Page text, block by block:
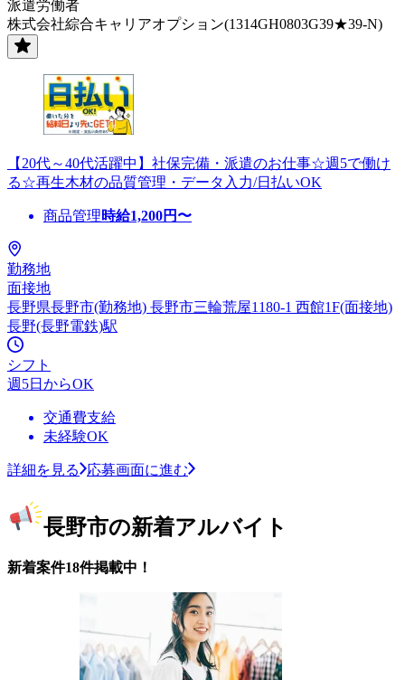
派遣労働者
株式会社綜合キャリアオプション(1314GH0803G39★39-N)
【20代～40代活躍中】社保完備・派遣のお仕事☆週5で働け
る☆再生木材の品質管理・データ入力/日払いOK
商品管理時給1,200円〜
勤務地
面接地
長野県長野市(勤務地) 長野市三輪荒屋1180-1 西館1F(面接地)
長野(長野電鉄)駅
シフト
週5日からOK
交通費支給
未経験OK
詳細を見る 応募画面に進む
長野市の新着アルバイト
新着案件18件掲載中！